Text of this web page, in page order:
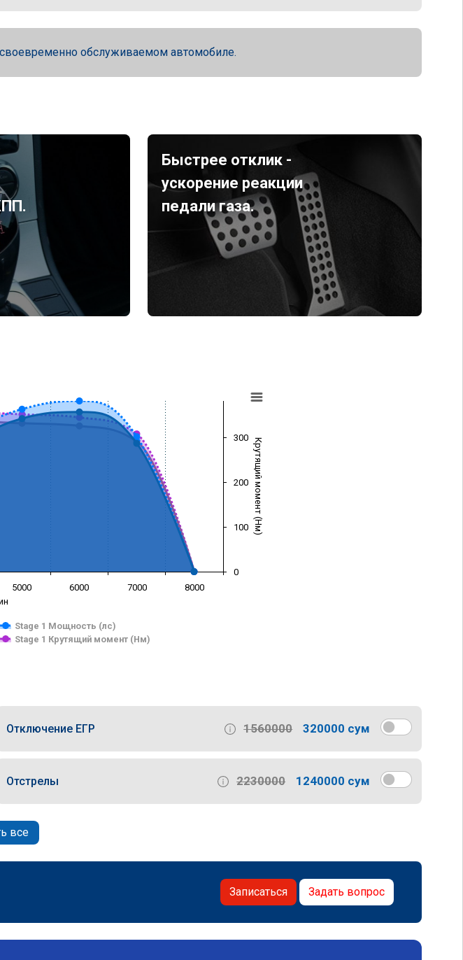
обслуживаемом автомобиле.
Быстрее отклик -
ускорение реакции
педали газа.
Крутящий момент (Нм)
Stage 1 Мощность (лс)
Stage 1 Крутящий момент (Нм)
5000 6000 7000 8000
0
100
200
300
Отключение ЕГР 1560000 320000 сум
Отстрелы 2230000 1240000 сум
все
Записаться Задать вопрос